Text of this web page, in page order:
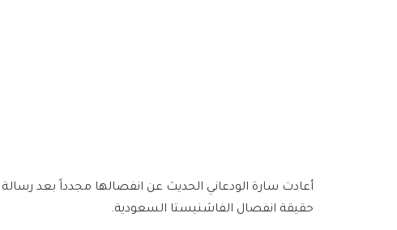
أعادت سارة الودعاني الحديث عن انفصالها مجدداً بعد
حقيقة انفصال الفاشنيستا السعودية.